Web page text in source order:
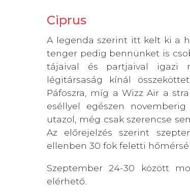
Ciprus
A legenda szerint itt kelt ki a
tenger pedig bennünket is
tájaival és partjaival igazi
légitársaság kínál
Páfoszra, míg a Wizz Air a
eséllyel egészen
utazol, még csak szerencse
Az előrejelzés szerint
ellenben 30 fok feletti
Szeptember 24-30 között
elérhető.